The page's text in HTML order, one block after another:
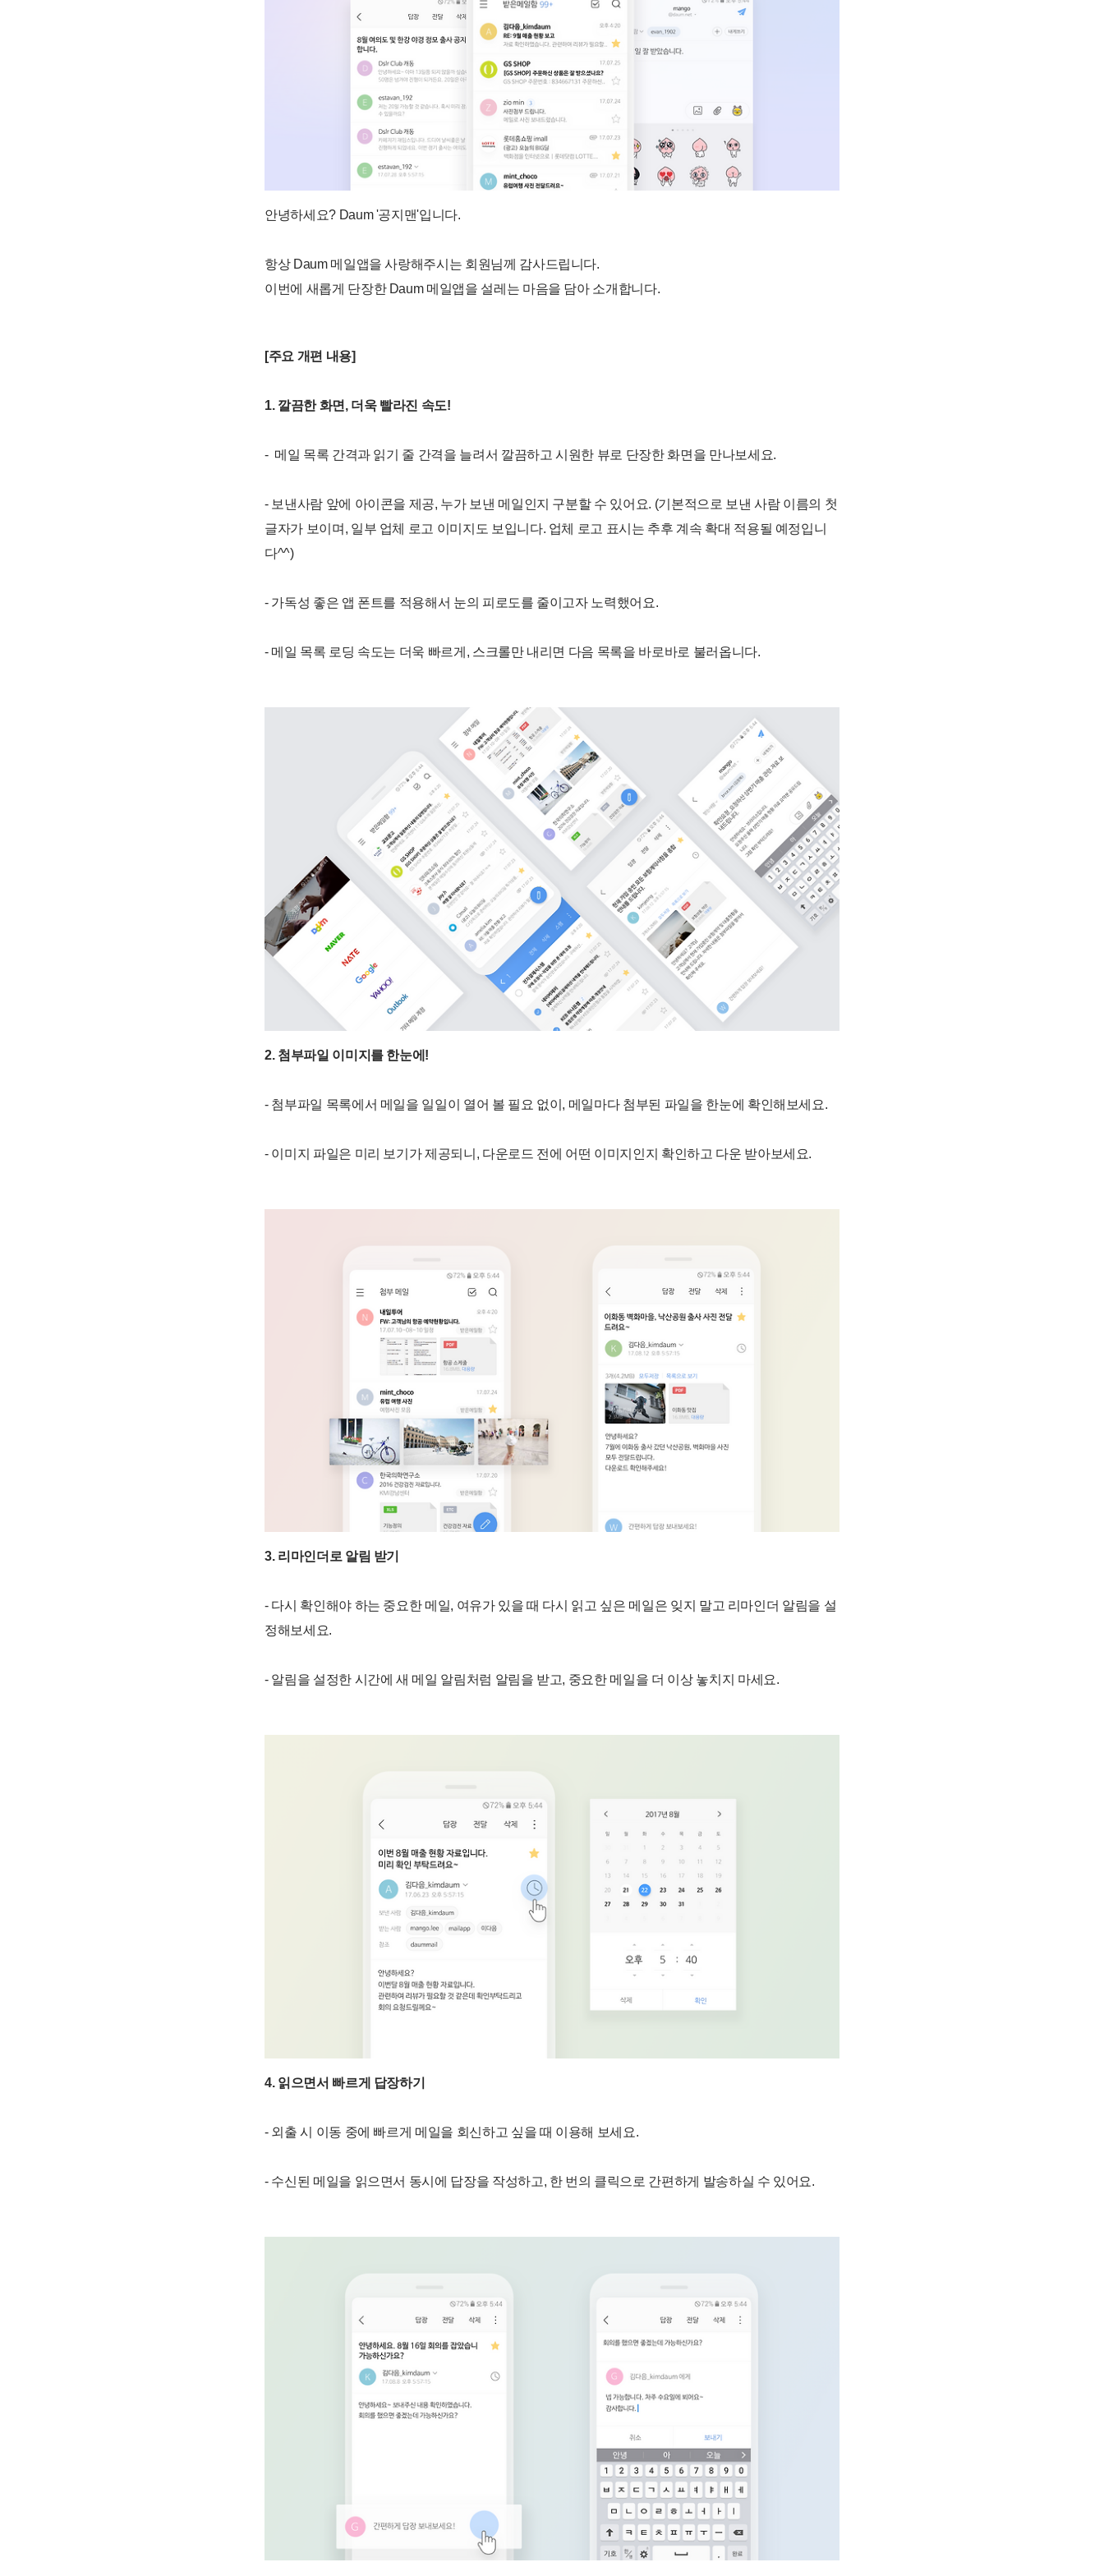
안녕하세요? Daum '공지맨'입니다.
항상 Daum 메일앱을 사랑해주시는 회원님께 감사드립니다.
이번에 새롭게 단장한 Daum 메일앱을 설레는 마음을 담아 소개합니다.
[주요 개편 내용]
1. 깔끔한 화면, 더욱 빨라진 속도!
- 메일 목록 간격과 읽기 줄 간격을 늘려서 깔끔하고 시원한 뷰로 단장한 화면을 만나보세요.
- 보낸사람 앞에 아이콘을 제공, 누가 보낸 메일인지 구분할 수 있어요. (기본적으로 보낸 사람 이름의 첫
글자가 보이며, 일부 업체 로고 이미지도 보입니다. 업체 로고 표시는 추후 계속 확대 적용될 예정입니
다^^)
- 가독성 좋은 앱 폰트를 적용해서 눈의 피로도를 줄이고자 노력했어요.
- 메일 목록 로딩 속도는 더욱 빠르게, 스크롤만 내리면 다음 목록을 바로바로 불러옵니다.
2. 첨부파일 이미지를 한눈에!
- 첨부파일 목록에서 메일을 일일이 열어 볼 필요 없이, 메일마다 첨부된 파일을 한눈에 확인해보세요.
- 이미지 파일은 미리 보기가 제공되니, 다운로드 전에 어떤 이미지인지 확인하고 다운 받아보세요.
3. 리마인더로 알림 받기
- 다시 확인해야 하는 중요한 메일, 여유가 있을 때 다시 읽고 싶은 메일은 잊지 말고 리마인더 알림을 설
정해보세요.
- 알림을 설정한 시간에 새 메일 알림처럼 알림을 받고, 중요한 메일을 더 이상 놓치지 마세요.
4. 읽으면서 빠르게 답장하기
- 외출 시 이동 중에 빠르게 메일을 회신하고 싶을 때 이용해 보세요.
- 수신된 메일을 읽으면서 동시에 답장을 작성하고, 한 번의 클릭으로 간편하게 발송하실 수 있어요.